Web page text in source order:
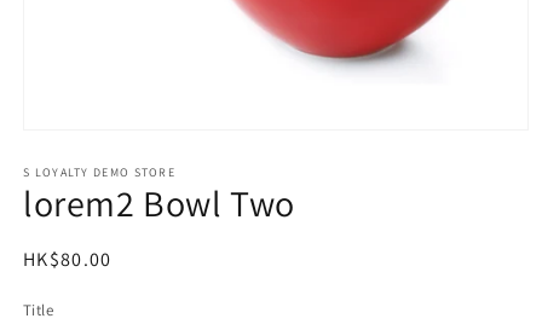
1
in
modal
S LOYALTY DEMO STORE
lorem2 Bowl Two
Regular
HK$80.00
Title